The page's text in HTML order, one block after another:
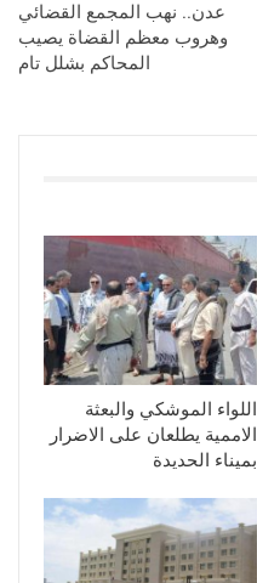
عدن.. نهب المجمع القضائي
وهروب معظم القضاة يصيب
المحاكم بشلل تام
اللواء الموشكي والبعثة
الاممية يطلعان على الاضرار
بميناء الحديدة